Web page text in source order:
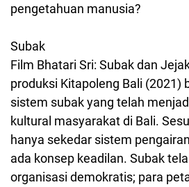
pengetahuan manusia?
Subak
Film Bhatari Sri: Subak dan
produksi Kitapoleng Bali (2021)
sistem subak yang telah
kultural masyarakat di Bali.
hanya sekedar sistem
ada konsep keadilan. Subak
organisasi demokratis; para